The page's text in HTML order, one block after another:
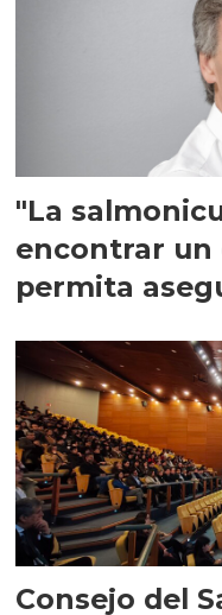
"La
encontrar un
permita
Consejo del